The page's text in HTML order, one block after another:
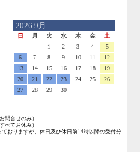
2026 9月
日 月 火 水 木 金
土
1
2 3 4
5
6
7 8 9 10 11
12
13
14 15 16 17 18
19
20
21 22 23 24 25
26
27
28 29 30
問合せのみ）
べてお休み）
おりますが、休日及び休日前14時以降の受付分